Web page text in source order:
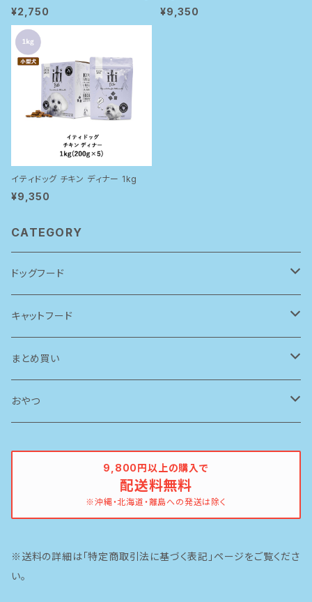
¥2,750 ¥9,350
イティドッグ チキン ディナー 1kg
¥9,350
CATEGORY
ドッグフード
アーテミス(アガリクスI/S)
ソリッドゴールド
ブリスミックス
キャットフード
ルシャット
ソリッドゴールド
まとめ買い
ドッグフード
おやつ
魚
9,800円以上の購入で
配送料無料
※沖縄・北海道・離島への発送は除く
※送料の詳細は「特定商取引法に基づく表記」ページをご覧くださ
い。